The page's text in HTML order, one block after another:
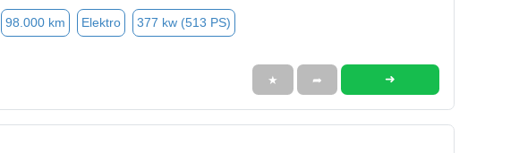
98.000 km Elektro 377 kw (513 PS)
★ ➦ ➜